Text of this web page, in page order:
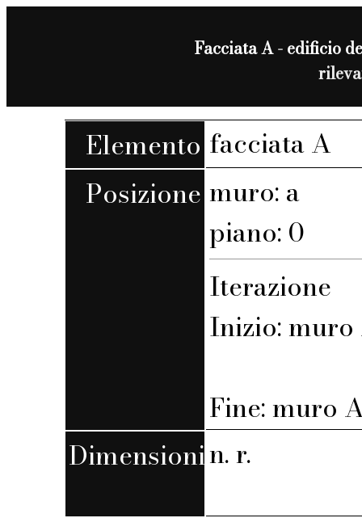
Facciata A - edificio
Elemento facciata A
Posizione muro: a
piano: 0
Iterazione
Inizio: muro
Fine: muro
Dimensionin. r.